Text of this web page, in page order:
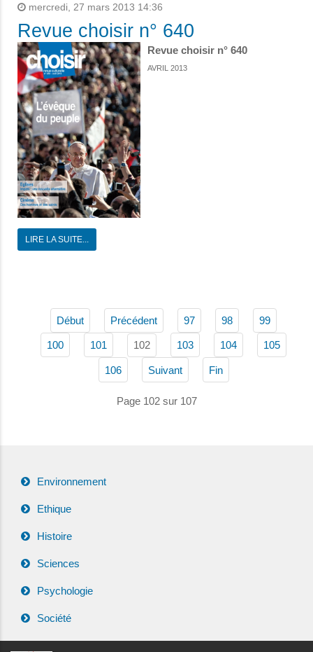
mercredi, 27 mars 2013 14:36
Revue choisir n° 640
Revue choisir n° 640
AVRIL 2013
LIRE LA SUITE...
Début Précédent 97 98 99
100 101 102 103 104 105
106 Suivant Fin
Page 102 sur 107
Environnement
Ethique
Histoire
Sciences
Psychologie
Société